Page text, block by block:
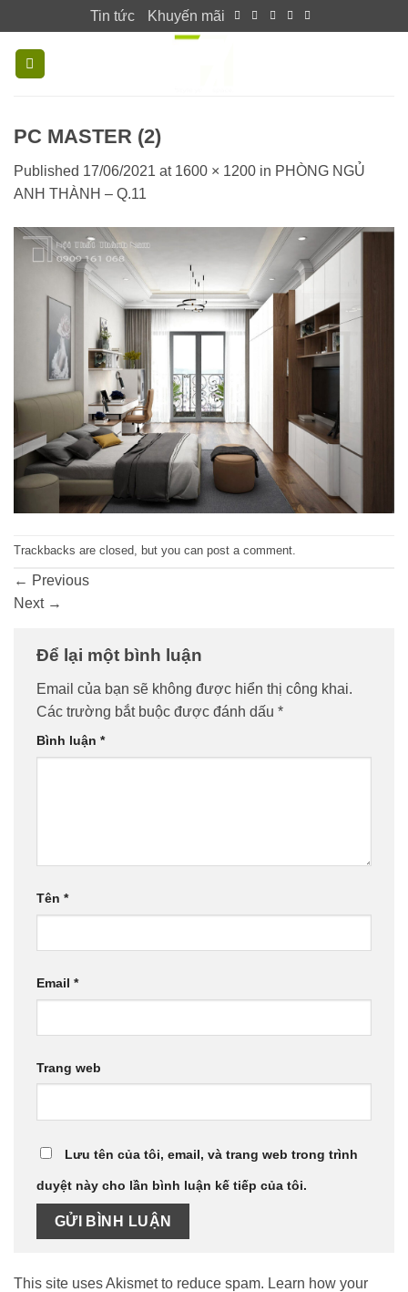
to
content
Tin tức Khuyến mãi
PC MASTER (2)
Published 17/06/2021 at 1600 × 1200 in PHÒNG NGỦ
ANH THÀNH – Q.11
Trackbacks are closed, but you can post a comment
← Previous
Next →
Để lại một bình luận
Email của bạn sẽ không được hiển thị công khai.
Các trường bắt buộc được đánh dấu *
Bình luận *
Tên *
Email *
Trang web
Lưu tên của tôi, email, và trang web trong trình
duyệt này cho lần bình luận kế tiếp của tôi.
This site uses Akismet to reduce spam. Learn how your